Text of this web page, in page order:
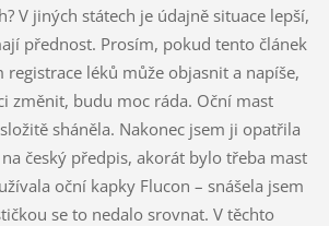
V jiných státech je údajně situace lepší,
přednost. Prosím, pokud tento článek
registrace léků může objasnit a napíše,
změnit, budu moc ráda. Oční mast
sháněla. Nakonec jsem ji opatřila
český předpis, akorát bylo třeba mast
oční kapky Flucon – snášela jsem
se to nedalo srovnat. V těchto